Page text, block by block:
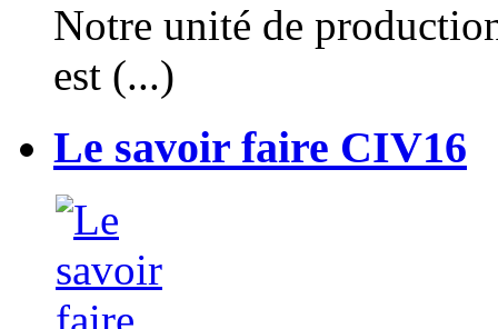
Notre unité de
est (...)
Le savoir faire CIV16